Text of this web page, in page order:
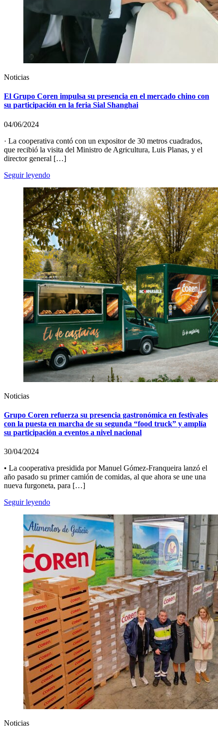
Noticias
El Grupo Coren impulsa su presencia en el mercado chino con
su participación en la feria Sial Shanghai
04/06/2024
· La cooperativa contó con un expositor de 30 metros cuadrados,
que recibió la visita del Ministro de Agricultura, Luis Planas, y el
director general […]
Seguir leyendo
Noticias
Grupo Coren refuerza su presencia gastronómica en festivales
con la puesta en marcha de su segunda “food truck” y amplía
su participación a eventos a nivel nacional
30/04/2024
• La cooperativa presidida por Manuel Gómez-Franqueira lanzó el
año pasado su primer camión de comidas, al que ahora se une una
nueva furgoneta, para […]
Seguir leyendo
Noticias